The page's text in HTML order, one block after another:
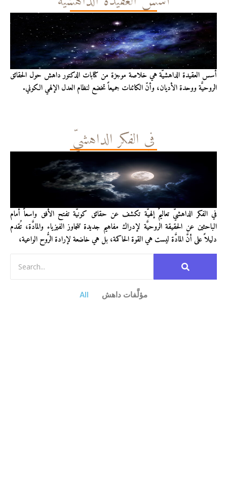
أُسس العقيدة الداهشيّة هي خلاصة موجزة من كتابات الدكتور داهش حول الحقائق
الروحيَّة ووحدة الأديان، وأنّ الكائنات جميعاً تخضع لنظام العدل الإلهي الكوني.
في الفكر الداهشيّ
في الفكر الداهشيّ تعاليمٌ إلهيَّة تكشف عن حقائق كونيَّة تفتح الأفق واسعاً أمام
الباحثين عن الحقيقة الروحيَّة لإدراك مفاهيم جديدة تتجاوز الفيزياء والمادَّة، تُقدم
دليلاً على أنَّ المادَّة ليست هي القوة الحاكمة، بل هي خاضعة لإرادة الرُّوح الواعية،
All مؤلَّفات داهش